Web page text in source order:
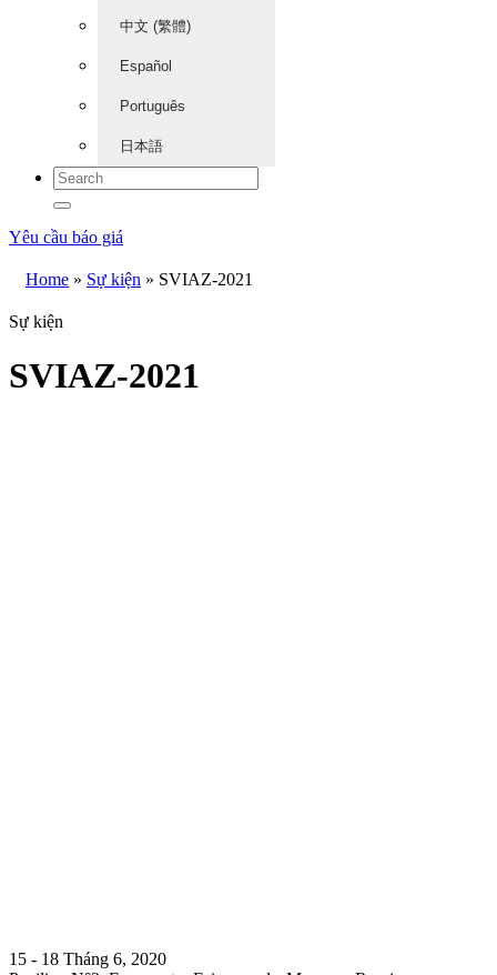
中文 (繁體)
Español
Português
日本語
Yêu cầu báo giá
Home » Sự kiện » SVIAZ-2021
Sự kiện
SVIAZ-2021
15 - 18 Tháng 6, 2020